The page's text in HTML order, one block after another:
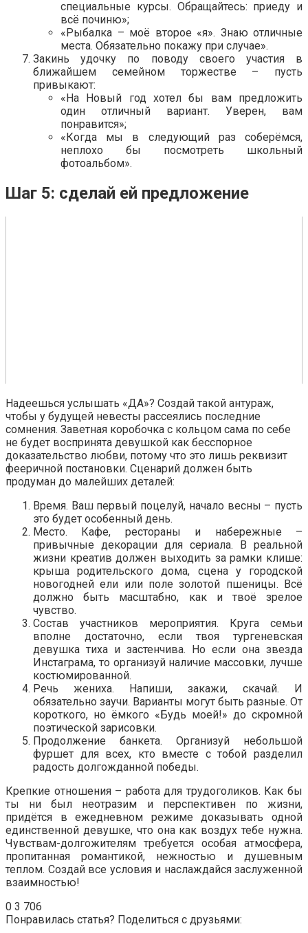
специальные курсы. Обращайтесь: приеду и
всё починю»;
«Рыбалка – моё второе «я». Знаю отличные
места. Обязательно покажу при случае».
Закинь удочку по поводу своего участия в
ближайшем семейном торжестве – пусть
привыкают:
«На Новый год хотел бы вам предложить
один отличный вариант. Уверен, вам
понравится»;
«Когда мы в следующий раз соберёмся,
неплохо бы посмотреть школьный
фотоальбом».
Шаг 5: сделай ей предложение
Надеешься услышать «ДА»? Создай такой антураж,
чтобы у будущей невесты рассеялись последние
сомнения. Заветная коробочка с кольцом сама по себе
не будет воспринята девушкой как бесспорное
доказательство любви, потому что это лишь реквизит
фееричной постановки. Сценарий должен быть
продуман до малейших деталей:
Время. Ваш первый поцелуй, начало весны – пусть
это будет особенный день.
Место. Кафе, рестораны и набережные –
привычные декорации для сериала. В реальной
жизни креатив должен выходить за рамки клише:
крыша родительского дома, сцена у городской
новогодней ели или поле золотой пшеницы. Всё
должно быть масштабно, как и твоё зрелое
чувство.
Состав участников мероприятия. Круга семьи
вполне достаточно, если твоя тургеневская
девушка тиха и застенчива. Но если она звезда
Инстаграма, то организуй наличие массовки, лучше
костюмированной.
Речь жениха. Напиши, закажи, скачай. И
обязательно заучи. Варианты могут быть разные. От
короткого, но ёмкого «Будь моей!» до скромной
поэтической зарисовки.
Продолжение банкета. Организуй небольшой
фуршет для всех, кто вместе с тобой разделил
радость долгожданной победы.
Крепкие отношения – работа для трудоголиков. Как бы
ты ни был неотразим и перспективен по жизни,
придётся в ежедневном режиме доказывать одной
единственной девушке, что она как воздух тебе нужна.
Чувствам-долгожителям требуется особая атмосфера,
пропитанная романтикой, нежностью и душевным
теплом. Создай все условия и наслаждайся заслуженной
взаимностью!
0 3 706
Понравилась статья? Поделиться с друзьями: